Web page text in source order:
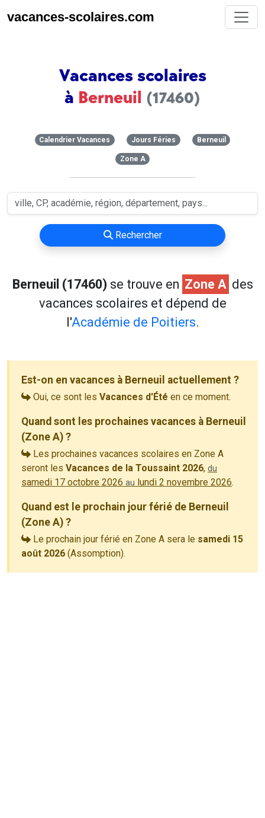
vacances-scolaires.com
Vacances scolaires
à Berneuil (17460)
Calendrier Vacances Jours Féries Berneuil
Zone A
Rechercher
Berneuil (17460) se trouve en Zone A des
vacances scolaires et dépend de
l'Académie de Poitiers.
Est-on en vacances à Berneuil actuellement ?
Oui, ce sont les Vacances d'Été en ce moment.
Quand sont les prochaines vacances à Berneuil
(Zone A) ?
Les prochaines vacances scolaires en Zone A
seront les Vacances de la Toussaint 2026, du
samedi 17 octobre 2026 au lundi 2 novembre 2026.
Quand est le prochain jour férié de Berneuil
(Zone A) ?
Le prochain jour férié en Zone A sera le samedi 15
août 2026 (Assomption).